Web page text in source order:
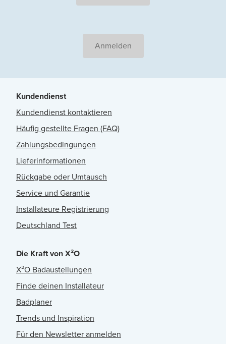
Anmelden
Kundendienst
Kundendienst kontaktieren
Häufig gestellte Fragen (FAQ)
Zahlungsbedingungen
Lieferinformationen
Rückgabe oder Umtausch
Service und Garantie
Installateure Registrierung
Deutschland Test
Die Kraft von X²O
X²O Badaustellungen
Finde deinen Installateur
Badplaner
Trends und Inspiration
Für den Newsletter anmelden